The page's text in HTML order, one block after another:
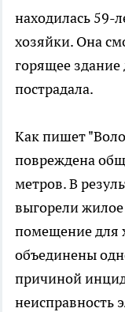
находилась 59-
хозяйки. Она
горящее здание
пострадала.
Как пишет
повреждена
метров. В
выгорели жилое
помещение для
объединены
причиной
неисправность